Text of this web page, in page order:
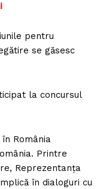
pentru
se găsesc
la concursul
România
Printre
Reprezentanța
în dialoguri cu